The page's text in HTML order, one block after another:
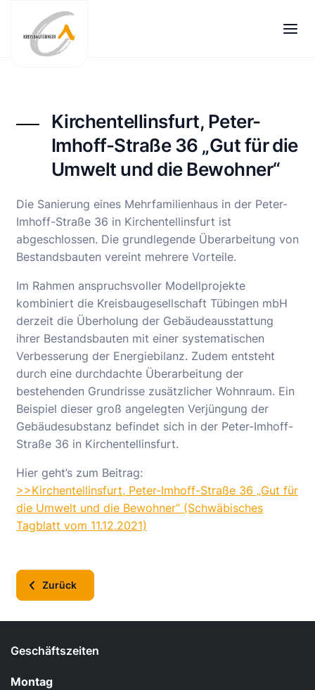
springen
Kirchentellinsfurt, Peter-
Imhoff-Straße 36 „Gut für die
Umwelt und die Bewohner“
Die Sanierung eines Mehrfamilienhaus in der Peter-
Imhoff-Straße 36 in Kirchentellinsfurt ist
abgeschlossen. Die grundlegende Überarbeitung von
Bestandsbauten vereint mehrere Vorteile.
Im Rahmen anspruchsvoller Modellprojekte
kombiniert die Kreisbaugesellschaft Tübingen mbH
derzeit die Überholung der Gebäudeausstattung
ihrer Bestandsbauten mit einer systematischen
Verbesserung der Energiebilanz. Zudem entsteht
durch eine durchdachte Überarbeitung der
bestehenden Grundrisse zusätzlicher Wohnraum. Ein
Beispiel dieser groß angelegten Verjüngung der
Gebäudesubstanz befindet sich in der Peter-Imhoff-
Straße 36 in Kirchentellinsfurt.
Hier geht’s zum Beitrag:
>>Kirchentellinsfurt, Peter-Imhoff-Straße 36 „Gut für
die Umwelt und die Bewohner“ (Schwäbisches
Tagblatt vom 11.12.2021)
Zurück
Geschäftszeiten
Montag